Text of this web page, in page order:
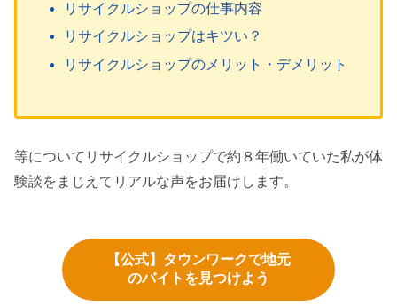
リサイクルショップの仕事内容
リサイクルショップはキツい？
リサイクルショップのメリット・デメリット
等についてリサイクルショップで約８年働いていた私が体
験談をまじえてリアルな声をお届けします。
【公式】タウンワークで地元
のバイトを見つけよう